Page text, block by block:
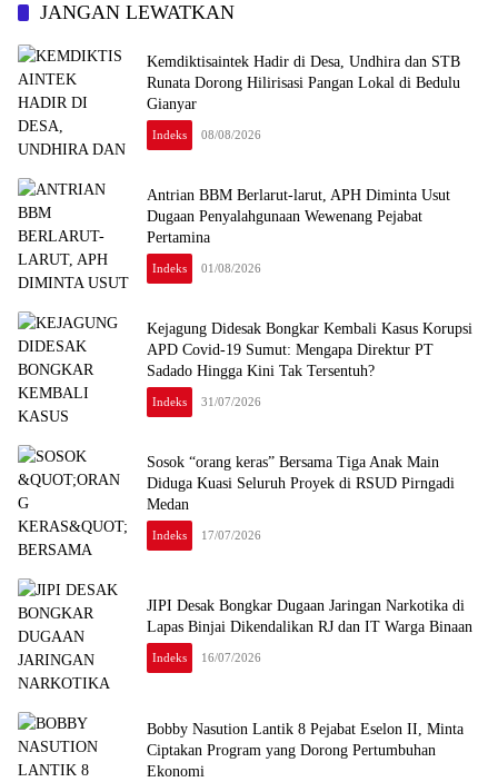
JANGAN LEWATKAN
Kemdiktisaintek Hadir di Desa, Undhira dan STB
Runata Dorong Hilirisasi Pangan Lokal di Bedulu
Gianyar
Indeks 08/08/2026
Antrian BBM Berlarut-larut, APH Diminta Usut
Dugaan Penyalahgunaan Wewenang Pejabat
Pertamina
Indeks 01/08/2026
Kejagung Didesak Bongkar Kembali Kasus Korupsi
APD Covid-19 Sumut: Mengapa Direktur PT
Sadado Hingga Kini Tak Tersentuh?
Indeks 31/07/2026
Sosok “orang keras” Bersama Tiga Anak Main
Diduga Kuasi Seluruh Proyek di RSUD Pirngadi
Medan
Indeks 17/07/2026
JIPI Desak Bongkar Dugaan Jaringan Narkotika di
Lapas Binjai Dikendalikan RJ dan IT Warga Binaan
Indeks 16/07/2026
Bobby Nasution Lantik 8 Pejabat Eselon II, Minta
Ciptakan Program yang Dorong Pertumbuhan
Ekonomi